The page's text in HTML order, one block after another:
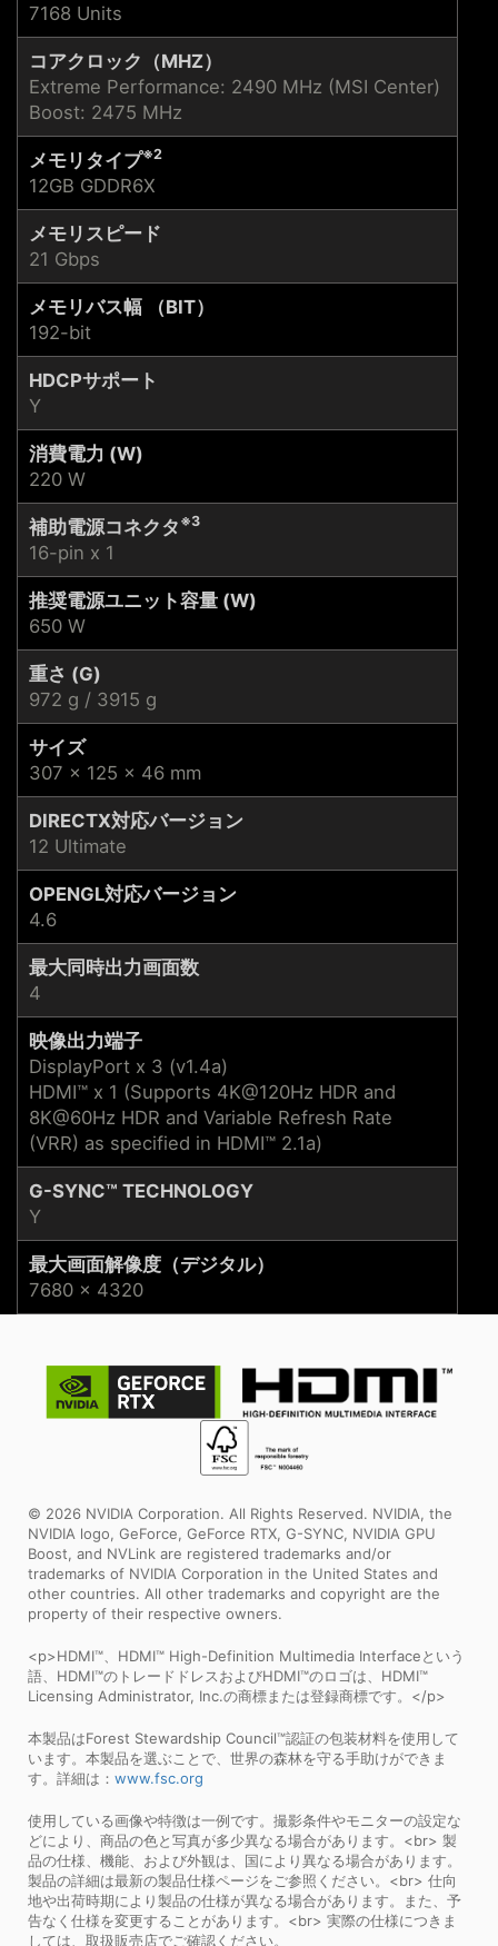
7168 Units
コアクロック（MHZ）
Extreme Performance: 2490 MHz (MSI Center)
Boost: 2475 MHz
メモリタイプ※2
12GB GDDR6X
メモリスピード
21 Gbps
メモリバス幅 （BIT）
192-bit
HDCPサポート
Y
消費電力 (W)
220 W
補助電源コネクタ ※3
16-pin x 1
推奨電源ユニット容量 (W)
650 W
重さ (G)
972 g / 3915 g
サイズ
307 x 125 x 46 mm
DIRECTX対応バージョン
12 Ultimate
OPENGL対応バージョン
4.6
最大同時出力画面数
4
映像出力端子
DisplayPort x 3 (v1.4a)
HDMI™ x 1 (Supports 4K@120Hz HDR and
8K@60Hz HDR and Variable Refresh Rate
(VRR) as specified in HDMI™ 2.1a)
G-SYNC™ TECHNOLOGY
Y
最大画面解像度（デジタル）
7680 x 4320
© 2026 NVIDIA Corporation. All Rights Reserved. NVIDIA, the
NVIDIA logo, GeForce, GeForce RTX, G-SYNC, NVIDIA GPU
Boost, and NVLink are registered trademarks and/or
trademarks of NVIDIA Corporation in the United States and
other countries. All other trademarks and copyright are the
property of their respective owners.
<p>HDMI™、HDMI™ High-Definition Multimedia Interfaceという
語、HDMI™のトレードドレスおよびHDMI™のロゴは、HDMI™
Licensing Administrator, Inc.の商標または登録商標です。</p>
本製品はForest Stewardship Council™認証の包装材料を使用して
います。本製品を選ぶことで、世界の森林を守る手助けができま
す。詳細は： www.fsc.org
使用している画像や特徴は一例です。撮影条件やモニターの設定な
どにより、商品の色と写真が多少異なる場合があります。<br> 製
品の仕様、機能、および外観は、国により異なる場合があります。
製品の詳細は最新の製品仕様ページをご参照ください。<br> 仕向
地や出荷時期により製品の仕様が異なる場合があります。また、予
告なく仕様を変更することがあります。<br> 実際の仕様につきま
しては、取扱販売店でご確認ください。